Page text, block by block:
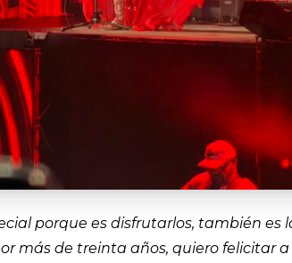
porque es disfrutarlos, también es
más de treinta años, quiero felicitar